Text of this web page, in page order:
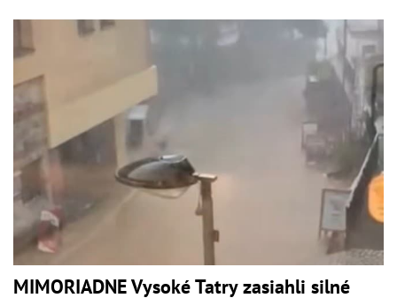
MIMORIADNE Vysoké Tatry zasiahli silné